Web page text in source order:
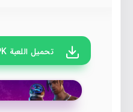
تحميل اللعبة APK